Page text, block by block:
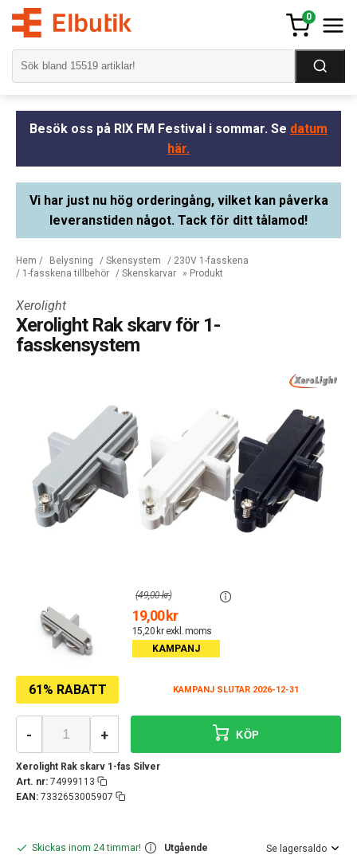
0
Besök oss på RIX FM Festival i sommar. Se datum
här.
Vi har just nu hög orderingång, vilket kan påverka
leveranstiden något. Tack för ditt tålamod!
Hem / Belysning / Skensystem / 230V 1-fasskena
/ 1-fasskena tillbehör / Skenskarvar » Produkt
Xerolight
Xerolight Rak skarv för 1-
fasskensystem
61% RABATT KAMPANJ SLUTAR 2026-12-31
19,00 kr
15,20 kr exkl. moms
(49,00 kr)
KAMPANJ
Xerolight Rak skarv 1-fas Silver
Art. nr: 74999113
EAN: 7332653005907
- + KÖP
Skickas inom 24 timmar! Utgående Se lagersaldo